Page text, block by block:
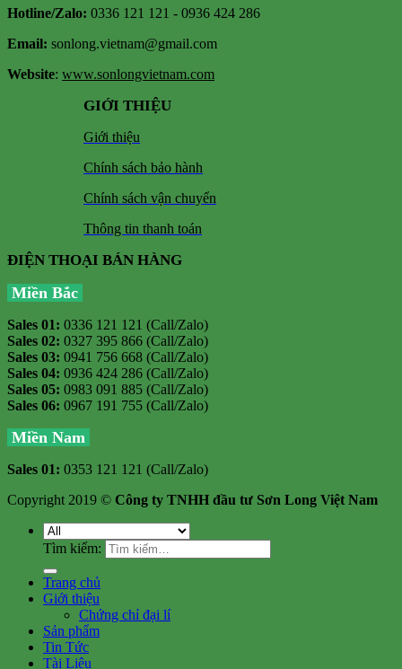
Hotline/Zalo: 0336 121 121 - 0936 424 286
Email: sonlong.vietnam@gmail.com
Website: www.sonlongvietnam.com
GIỚI THIỆU
Giới thiệu
Chính sách bảo hành
Chính sách vận chuyển
Thông tin thanh toán
ĐIỆN THOẠI BÁN HÀNG
Miền Bắc
Sales 01: 0336 121 121 (Call/Zalo)
Sales 02: 0327 395 866 (Call/Zalo)
Sales 03: 0941 756 668 (Call/Zalo)
Sales 04: 0936 424 286 (Call/Zalo)
Sales 05: 0983 091 885 (Call/Zalo)
Sales 06: 0967 191 755 (Call/Zalo)
Miền Nam
Sales 01: 0353 121 121 (Call/Zalo)
Copyright 2019 © Công ty TNHH đầu tư Sơn Long Việt Nam
Tìm kiếm:
Trang chủ
Giới thiệu
Chứng chỉ đại lí
Sản phẩm
Tin Tức
Tài Liệu